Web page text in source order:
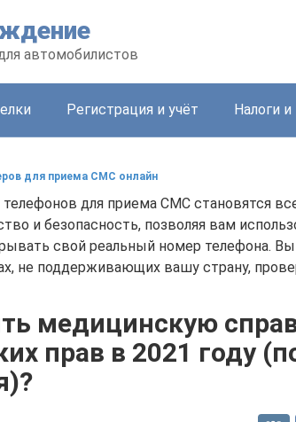
автомобилистов
Регистрация и учёт Налоги
для приема СМС онлайн
для приема СМС становятся
и безопасность, позволяя вам
свой реальный номер телефона.
не поддерживающих вашу страну,
медицинскую
прав в 2021 году